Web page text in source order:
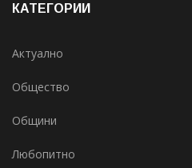
КАТЕГОРИИ
Актуално
Общество
Общини
Любопитно